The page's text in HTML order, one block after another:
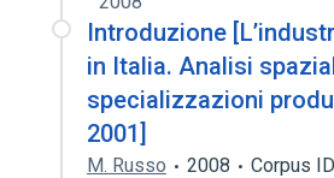
Introduzione
in Italia. Analisi
specializzazioni
2001]
M. Russo 2008 Corpus